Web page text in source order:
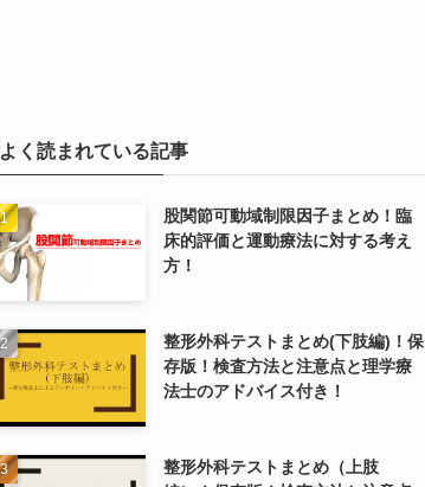
よく読まれている記事
股関節可動域制限因子まとめ！臨
床的評価と運動療法に対する考え
方！
整形外科テストまとめ(下肢編)！保
存版！検査方法と注意点と理学療
法士のアドバイス付き！
整形外科テストまとめ（上肢